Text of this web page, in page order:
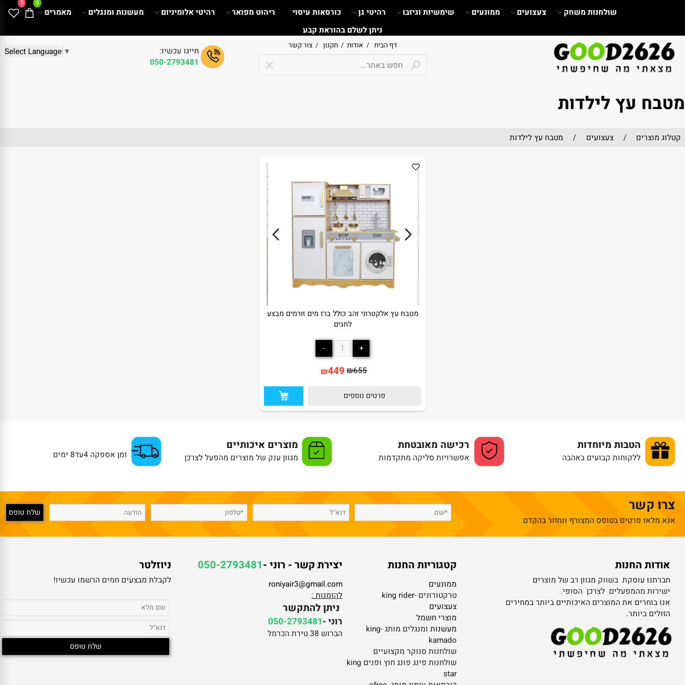
ניתן לשלם בהוראת קבע
דף הבית /אודות/תקנון/צור קשר
Select Language ▼
חייגו עכשיו:
050-2793481
0 0
שולחנות משחק צעצועים ממונעים שימשיות וגיזבו רהיטי גן כורסאות עיסוי ריהוט מפואר רהיטי אלומיניום מעשנות ומנגלים מאמרים
עץ לילדות
/ צעצועים / מטבח עץ לילדות
מטבח עץ אלקטרוני זהב כולל ברז מים זורמים מבצע
לחגים
פרטים נוספים
הטבות מיוחדות רכישה מאובטחת מוצרים איכותיים
קשר
החנות
עוסקת בשווק מגוון רב של מוצרים
מהמפעלים לצרכן הסופי.
את המוצרים האיכותיים ביותר במחירים
ביותר.
קטגוריות החנות
ממונעים
טרקטורונים -king rider
צעצועים
מוצרי חשמל
מעשנות
ומנגלים מותג -king
kamado
שולחנות סנוקר מקצועיים
יצירת קשר - רוני -050-2793481
roniyair3@gmail.com
להזמנות :
ניתן להתקשר
הברוש 38 טירת הכרמל
ניוזלטר
לקבלת מבצעים חמים הרשמו עכשיו!